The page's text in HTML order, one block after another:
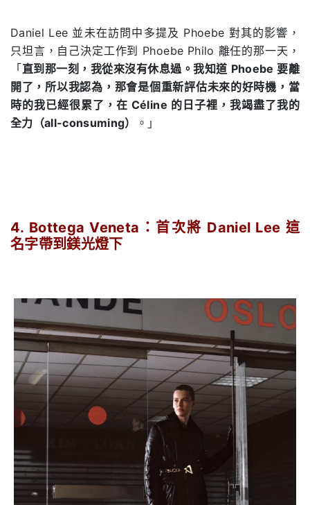
Daniel Lee 並未在訪問中多提及 Phoebe 對其的影響，
只坦言，自己決定工作到 Phoebe Philo 離任的那一天，
「直到那一刻，我從來沒有休息過。我知道 Phoebe 要離
開了，所以我認為，那會是個重新評估未來的好時機，當
時的我已經很累了，在 Céline 的日子裡，我竭盡了我的
全力（all-consuming）
。」
4. Bottega Veneta：首次將 Daniel Lee 這
名字帶到鎂光燈下